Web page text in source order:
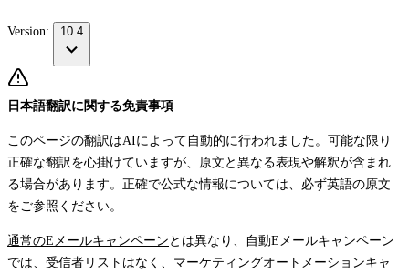
Version: 10.4
日本語翻訳に関する免責事項
このページの翻訳はAIによって自動的に行われました。可能な限り
正確な翻訳を心掛けていますが、原文と異なる表現や解釈が含まれ
る場合があります。正確で公式な情報については、必ず英語の原文
をご参照ください。
通常のEメールキャンペーン とは異なり、自動Eメールキャンペーン
では、受信者リストはなく、マーケティングオートメーションキャ